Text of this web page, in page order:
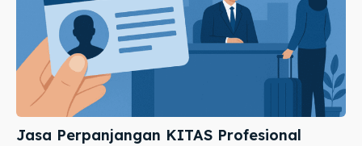
Jasa Perpanjangan KITAS Profesional